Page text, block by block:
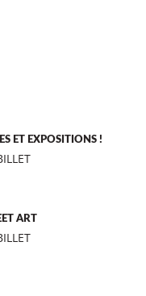
ET EXPOSITIONS !
ART